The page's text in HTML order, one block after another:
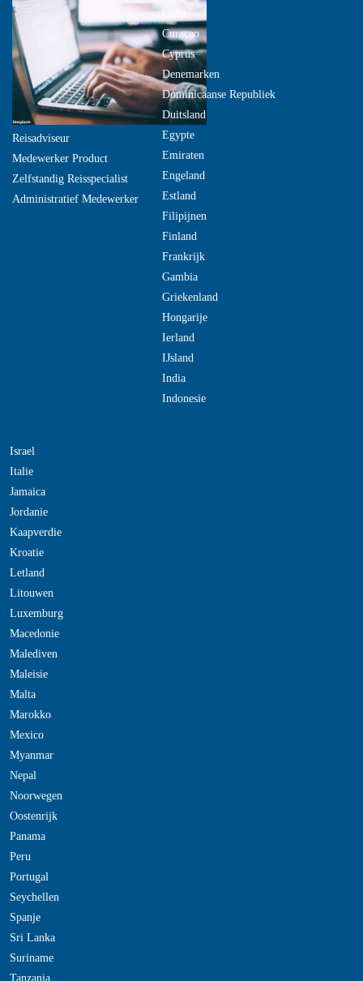
Reisadviseur
Medewerker Product
Zelfstandig Reisspecialist
Administratief Medewerker
Curacao
Cyprus
Denemarken
Dominicaanse Republiek
Duitsland
Egypte
Emiraten
Engeland
Estland
Filipijnen
Finland
Frankrijk
Gambia
Griekenland
Hongarije
Ierland
IJsland
India
Indonesie
Israel
Italie
Jamaica
Jordanie
Kaapverdie
Kroatie
Letland
Litouwen
Luxemburg
Macedonie
Malediven
Maleisie
Malta
Marokko
Mexico
Myanmar
Nepal
Noorwegen
Oostenrijk
Panama
Peru
Portugal
Seychellen
Spanje
Sri Lanka
Suriname
Tanzania